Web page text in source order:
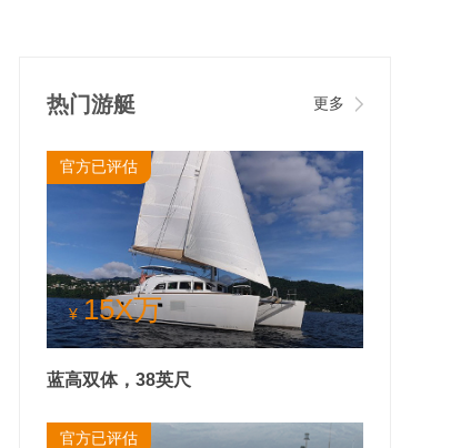
热门游艇 更多
官方已评估
¥ 15X万
蓝高双体，38英尺
官方已评估